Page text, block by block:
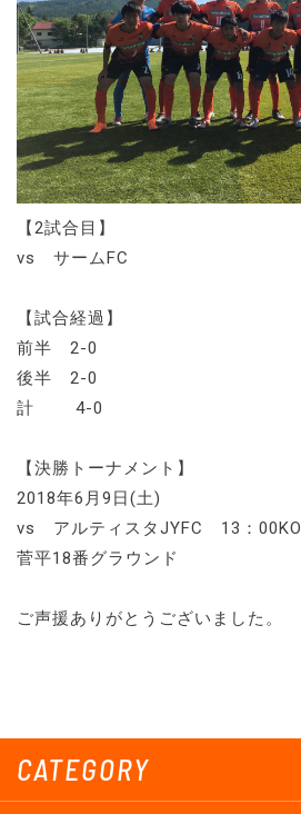
CATEGORY
【2試合目】
vs サームFC
【試合経過】
前半 2-0
後半 2-0
計 4-0
【決勝トーナメント】
2018年6月9日(土)
vs アルティスタJYFC 13：00KO
菅平18番グラウンド
ご声援ありがとうございました。